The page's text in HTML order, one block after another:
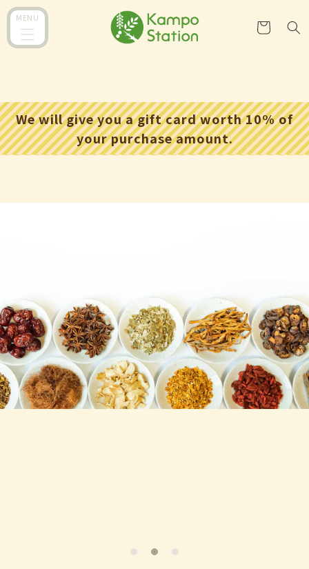
ンツに
進む
MENU
ー
We will give you a gift card worth 10% of
your purchase amount.